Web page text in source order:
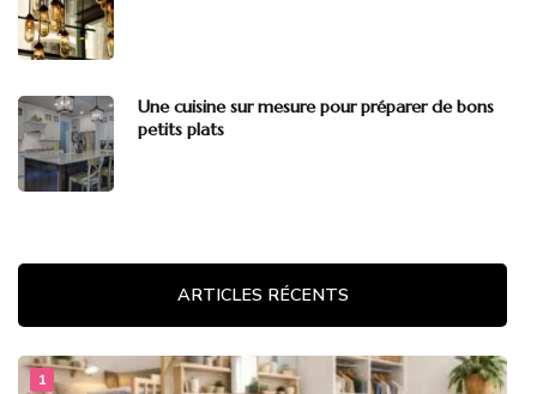
Une cuisine sur mesure pour préparer de bons
petits plats
ARTICLES RÉCENTS